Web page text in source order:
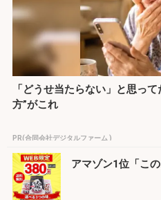
「どうせ当たらない」と思っ
方”がこれ
PR(合同会社デジタルファーム )
アマゾン1位「こ